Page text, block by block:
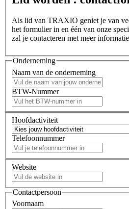
Als lid van TRAXIO geniet je van
het formulier in en één van onze
zal je contacteren met meer
Onderneming
Naam van de onderneming
BTW-Nummer
Hoofdactiviteit
Telefoonnummer
Website
Contactpersoon
Voornaam